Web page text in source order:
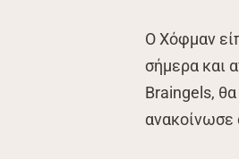
Ο Χόφμαν
σήμερα και
Braingels,
ανακοίνωσε